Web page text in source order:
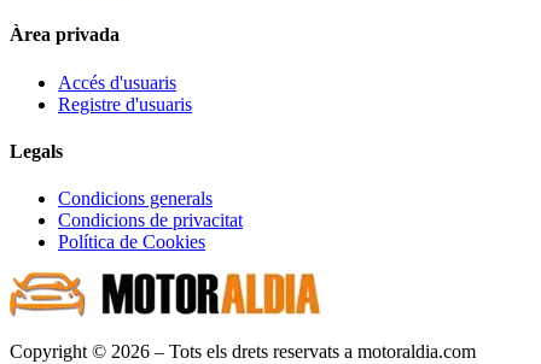
Àrea privada
Accés d'usuaris
Registre d'usuaris
Legals
Condicions generals
Condicions de privacitat
Política de Cookies
Copyright © 2026 – Tots els drets reservats a motoraldia.com